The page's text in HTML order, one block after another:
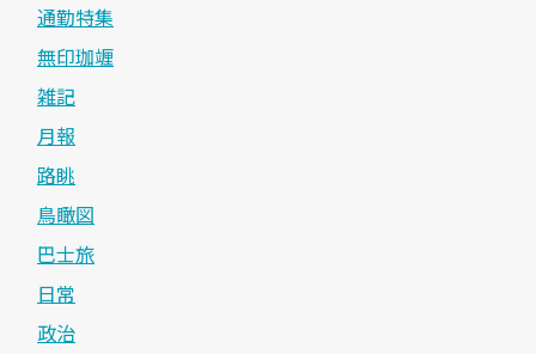
通勤特集
無印珈竰
雑記
月報
路眺
鳥瞰図
巴士旅
日常
政治